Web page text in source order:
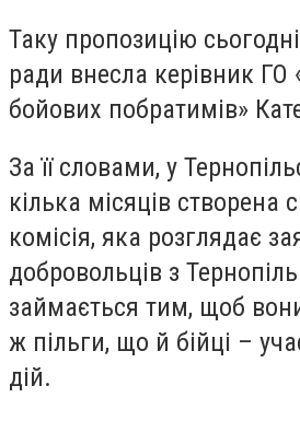
Таку пропозицію сьогодні
ради внесла керівник ГО
бойових побратимів»
За її словами, у
кілька місяців створена
комісія, яка розглядає
добровольців з
займається тим, щоб
ж пільги, що й бійці –
дій.